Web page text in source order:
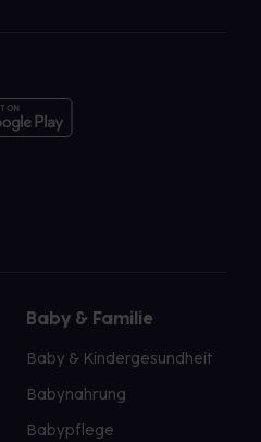
Baby & Familie
Baby & Kindergesundheit
Babynahrung
Babypflege